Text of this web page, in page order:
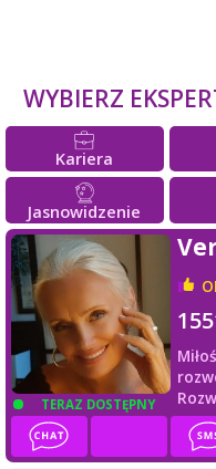
WYBIERZ
Kariera
Jasnowidzenie
TERAZ DOSTĘPNY